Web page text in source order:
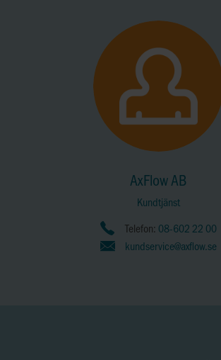
AxFlow AB
Kundtjänst
Telefon: 08-602 22 00
kundservice@axflow.se